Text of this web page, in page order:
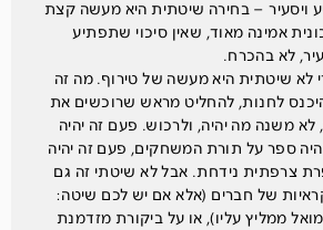
ויסעיר – בחירה שיטתית היא מעשה קצת
אמינה מאוד, שאין סיכוי שתפתיע
לא בהכרח.
לא שיטתית היא מעשה של טירוף. מה זה
לחנות, להחליט מראש שרוכשים את
משנה מה יהיה, ולרכוש. פעם זה יהיה
ספר על תורת המשחקים, פעם זה יהיה
צרפתית נידחת. אבל לא שיטתי זה גם
של חברים (אלא אם יש לכם שיטה:
ממליץ עליו), או על ביקורת מזדמנת